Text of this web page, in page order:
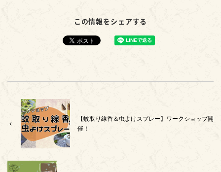
この情報をシェアする
【蚊取り線香＆虫よけスプレー】ワークショップ開
催！